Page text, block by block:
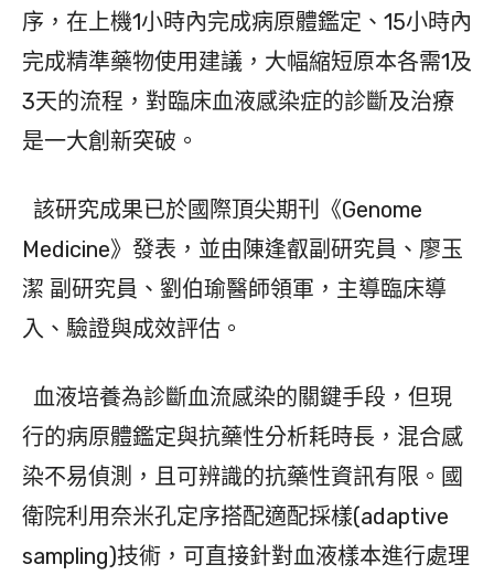
序，在上機1小時內完成病原體鑑定、15小時內
完成精準藥物使用建議，大幅縮短原本各需1及
3天的流程，對臨床血液感染症的診斷及治療
是一大創新突破。
該研究成果已於國際頂尖期刊《Genome
Medicine》發表，並由陳逢叡副研究員、廖玉
潔 副研究員、劉伯瑜醫師領軍，主導臨床導
入、驗證與成效評估。
血液培養為診斷血流感染的關鍵手段，但現
行的病原體鑑定與抗藥性分析耗時長，混合感
染不易偵測，且可辨識的抗藥性資訊有限。國
衛院利用奈米孔定序搭配適配採樣(adaptive
sampling)技術，可直接針對血液樣本進行處理